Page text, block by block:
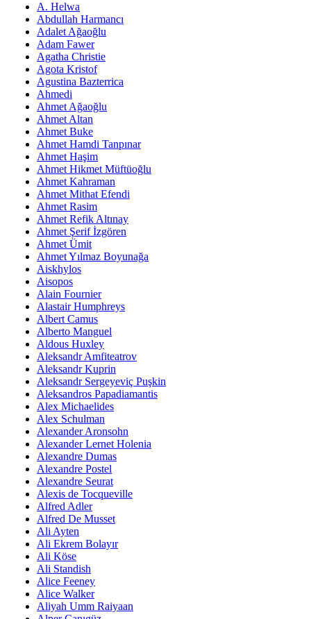
A. Helwa
Abdullah Harmancı
Adalet Ağaoğlu
Adam Fawer
Agatha Christie
Agota Kristof
Agustina Bazterrica
Ahmedi
Ahmet Ağaoğlu
Ahmet Altan
Ahmet Buke
Ahmet Hamdi Tanpınar
Ahmet Haşim
Ahmet Hikmet Müftüoğlu
Ahmet Kahraman
Ahmet Mithat Efendi
Ahmet Rasim
Ahmet Refik Altınay
Ahmet Şerif İzgören
Ahmet Ümit
Ahmet Yılmaz Boyunağa
Aiskhylos
Aisopos
Alain Fournier
Alastair Humphreys
Albert Camus
Alberto Manguel
Aldous Huxley
Aleksandr Amfiteatrov
Aleksandr Kuprin
Aleksandr Sergeyeviç Puşkin
Aleksandros Papadiamantis
Alex Michaelides
Alex Schulman
Alexander Aronsohn
Alexander Lernet Holenia
Alexandre Dumas
Alexandre Postel
Alexandre Seurat
Alexis de Tocqueville
Alfred Adler
Alfred De Musset
Ali Ayten
Ali Ekrem Bolayır
Ali Köse
Ali Standish
Alice Feeney
Alice Walker
Aliyah Umm Raiyaan